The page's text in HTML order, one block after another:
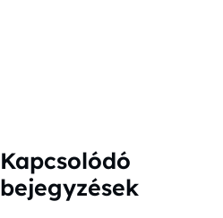
Kapcsolódó
bejegyzések